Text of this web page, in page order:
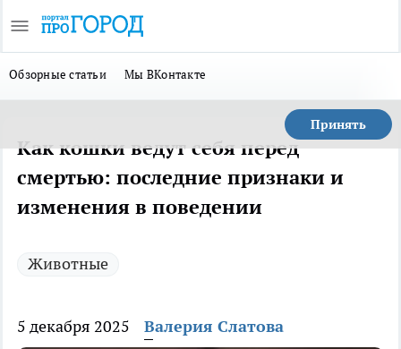
Обзорные статьи Мы ВКонтакте
Принять
Как кошки ведут себя перед
смертью: последние признаки и
изменения в поведении
Животные
5 декабря 2025 Валерия Слатова